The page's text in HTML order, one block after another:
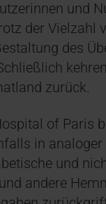
und
der Vielzahl
des
zurück.
of Paris
in
und
andere